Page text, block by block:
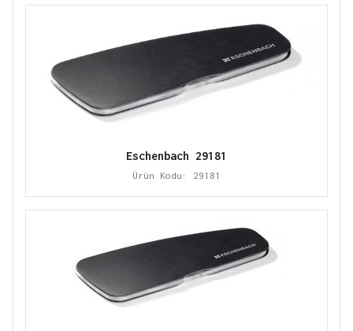
Eschenbach 29181
Ürün Kodu: 29181